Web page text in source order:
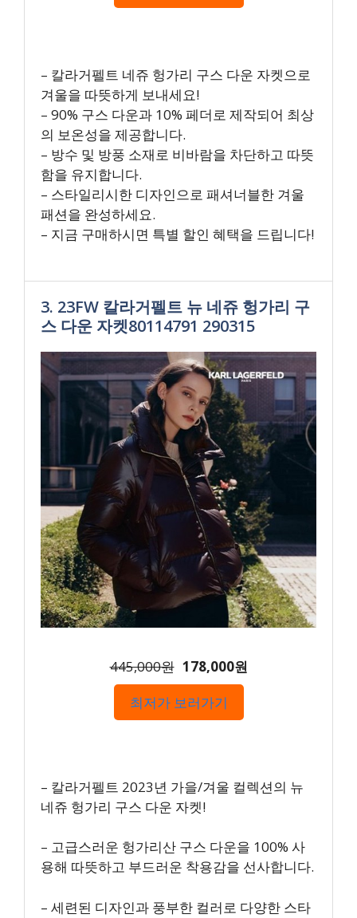
– 칼라거펠트 네쥬 헝가리 구스 다운 자켓으로
겨울을 따뜻하게 보내세요!
– 90% 구스 다운과 10% 페더로 제작되어 최상
의 보온성을 제공합니다.
– 방수 및 방풍 소재로 비바람을 차단하고 따뜻
함을 유지합니다.
– 스타일리시한 디자인으로 패셔너블한 겨울
패션을 완성하세요.
– 지금 구매하시면 특별 할인 혜택을 드립니다!
3. 23FW 칼라거펠트 뉴 네쥬 헝가리 구
스 다운 자켓80114791 290315
445,000원 178,000원
최저가 보러가기
– 칼라거펠트 2023년 가을/겨울 컬렉션의 뉴
네쥬 헝가리 구스 다운 자켓!
– 고급스러운 헝가리산 구스 다운을 100% 사
용해 따뜻하고 부드러운 착용감을 선사합니다.
– 세련된 디자인과 풍부한 컬러로 다양한 스타